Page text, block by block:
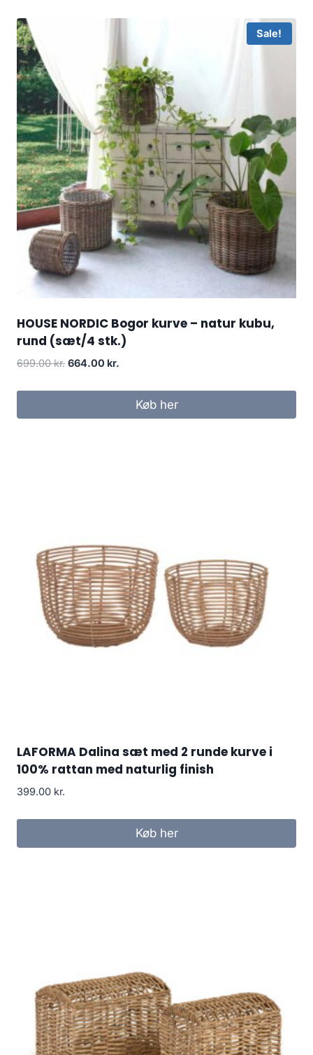
Sale!
HOUSE NORDIC Bogor kurve – natur kubu,
rund (sæt/4 stk.)
699.00kr. 664.00 kr.
Køb her
LAFORMA Dalina sæt med 2 runde kurve i
100% rattan med naturlig finish
399.00 kr.
Køb her